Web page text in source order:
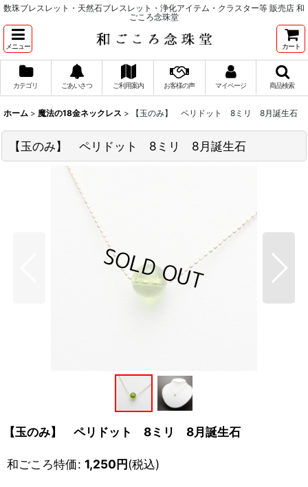
数珠ブレスレット・天然石ブレスレット・浄化アイテム・クラスター等 販売店 和
ごころ念珠堂
メニュー カート
カテゴリ ごあいさつ ご利用案内 お客様の声 マイページ 商品検索
ホーム > 魔法の18金ネックレス > 【玉のみ】 ペリドット 8ミリ 8月誕生石
【玉のみ】 ペリドット 8ミリ 8月誕生石
【玉のみ】 ペリドット 8ミリ 8月誕生石
和ごころ特価: 1,250円(税込)